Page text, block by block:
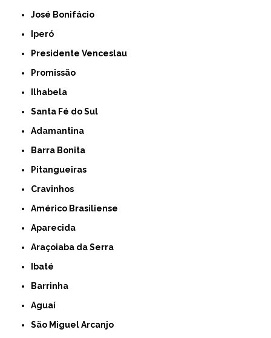
José Bonifácio
Iperó
Presidente Venceslau
Promissão
Ilhabela
Santa Fé do Sul
Adamantina
Barra Bonita
Pitangueiras
Cravinhos
Américo Brasiliense
Aparecida
Araçoiaba da Serra
Ibaté
Barrinha
Aguaí
São Miguel Arcanjo